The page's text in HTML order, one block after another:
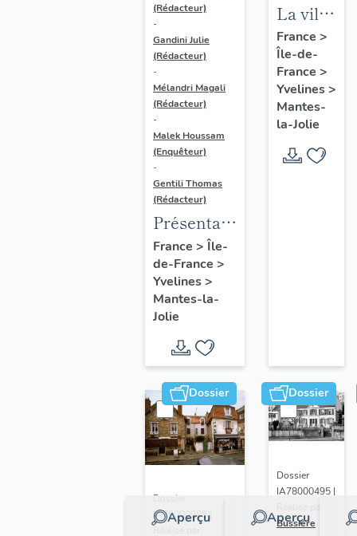
(Rédacteur)
-
Gandini Julie
(Rédacteur)
-
Mélandri Magali
(Rédacteur)
-
Malek Houssam
(Enquêteur)
-
Gentili Thomas
(Rédacteur)
Présentation
de l'étude
France > Île-
de-France >
Yvelines>
Mantes-la-
Jolie
La ville
de
Mantes-
la-Jolie
France >
Île-de-
France >
Yvelines>
Mantes-
la-Jolie
Dossier
Aperçu
Dossier
IA78000985 |
Dossier
Aperçu
Dossier
IA78000495 |
Bussière